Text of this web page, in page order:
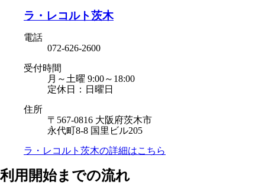
ラ・レコルト茨木
電話
072-626-2600
受付時間
月～土曜 9:00～18:00
定休日：日曜日
住所
〒567-0816 大阪府茨木市
永代町8-8 国里ビル205
ラ・レコルト茨木の詳細はこちら
利用開始までの流れ